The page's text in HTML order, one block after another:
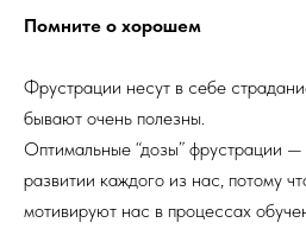
Помните о хорошем
Фрустрации несут в себе
бывают очень полезны.
Оптимальные “дозы” фрустрации
развитии каждого из нас, потому
мотивируют нас в процессах